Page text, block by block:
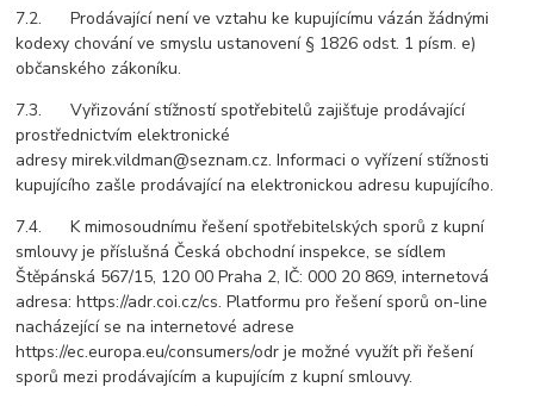
7.2. Prodávající není ve vztahu ke kupujícímu vázán žádnými
kodexy chování ve smyslu ustanovení § 1826 odst. 1 písm. e)
občanského zákoníku.
7.3. Vyřizování stížností spotřebitelů zajišťuje prodávající
prostřednictvím elektronické
adresy mirek.vildman@seznam.cz. Informaci o vyřízení stížnosti
kupujícího zašle prodávající na elektronickou adresu kupujícího.
7.4. K mimosoudnímu řešení spotřebitelských sporů z kupní
smlouvy je příslušná Česká obchodní inspekce, se sídlem
Štěpánská 567/15, 120 00 Praha 2, IČ: 000 20 869, internetová
adresa: https://adr.coi.cz/cs. Platformu pro řešení sporů on-line
nacházející se na internetové adrese
https://ec.europa.eu/consumers/odr je možné využít při řešení
sporů mezi prodávajícím a kupujícím z kupní smlouvy.